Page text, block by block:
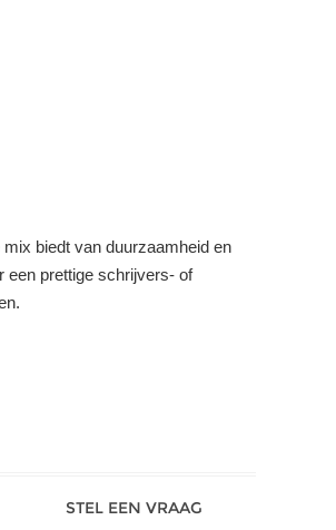
biedt van duurzaamheid en
een prettige schrijvers- of
STEL EEN VRAAG